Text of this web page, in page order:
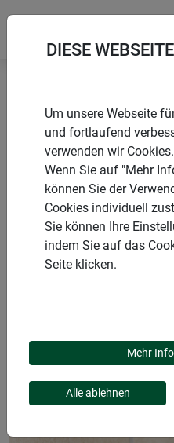
Startseite Mäuse & Ratten
PRODUKTE
DIESE
Um unsere Webseite
und fortlaufend
verwenden wir Cookies.
Wenn Sie auf "Mehr
können Sie der
Cookies individuell
Sie können Ihre
indem Sie auf das
Seite klicken.
Mehr
Alle ablehnen